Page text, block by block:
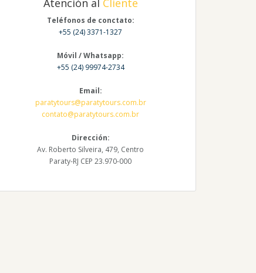
Atención al Cliente
Teléfonos de conctato:
+55 (24) 3371-1327
Móvil / Whatsapp:
+55 (24) 99974-2734
Email:
paratytours@paratytours.com.br
contato@paratytours.com.br
Dirección:
Av. Roberto Silveira, 479, Centro
Paraty-RJ CEP 23.970-000